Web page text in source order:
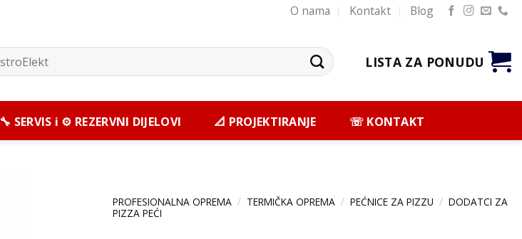
O nama Kontakt Blog
LISTA ZA PONUDU
🔧 SERVIS i ⚙️ REZERVNI DIJELOVI 📐 PROJEKTIRANJE ☏ KONTAKT
PROFESIONALNA OPREMA / TERMIČKA OPREMA / PEĆNICE ZA PIZZU / DODATCI ZA
PIZZA PEĆI